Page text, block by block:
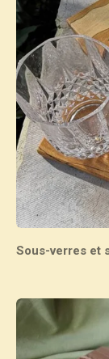
Sous-verres et